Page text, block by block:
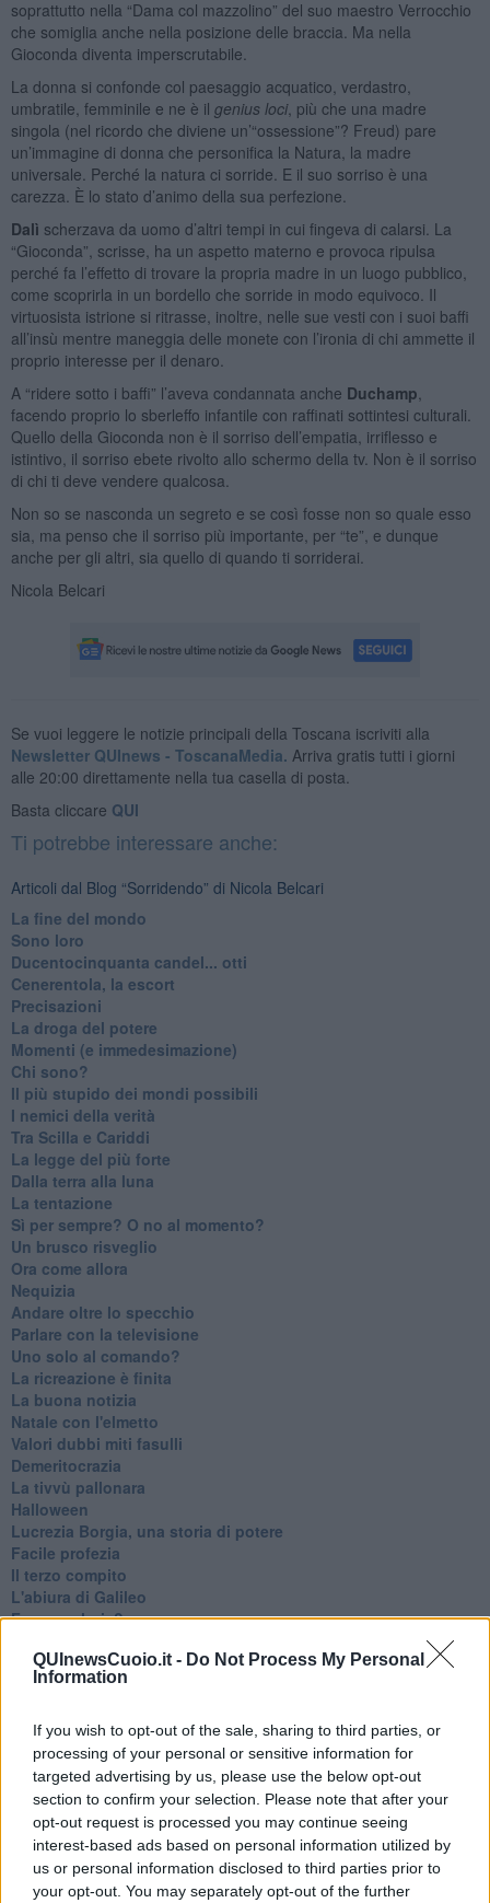
QUInewsCuoio.it - Do Not Process My Personal
Information
If you wish to opt-out of the sale, sharing to third parties, or
processing of your personal or sensitive information for
targeted advertising by us, please use the below opt-out
section to confirm your selection. Please note that after your
opt-out request is processed you may continue seeing
interest-based ads based on personal information utilized by
us or personal information disclosed to third parties prior to
your opt-out. You may separately opt-out of the further
soprattutto nella “Dama col mazzolino” del suo maestro Verrocchio
che somiglia anche nella posizione delle braccia. Ma nella
Gioconda diventa imperscrutabile.
La donna si confonde col paesaggio acquatico, verdastro,
umbratile, femminile e ne è il genius loci, più che una madre
singola (nel ricordo che diviene un’“ossessione”? Freud) pare
un’immagine di donna che personifica la Natura, la madre
universale. Perché la natura ci sorride. E il suo sorriso è una
carezza. È lo stato d’animo della sua perfezione.
Dalì scherzava da uomo d’altri tempi in cui fingeva di calarsi. La
“Gioconda”, scrisse, ha un aspetto materno e provoca ripulsa
perché fa l’effetto di trovare la propria madre in un luogo pubblico,
come scoprirla in un bordello che sorride in modo equivoco. Il
virtuosista istrione si ritrasse, inoltre, nelle sue vesti con i suoi baffi
all’insù mentre maneggia delle monete con l’ironia di chi ammette il
proprio interesse per il denaro.
A “ridere sotto i baffi” l’aveva condannata anche Duchamp
facendo proprio lo sberleffo infantile con raffinati sottintesi culturali.
Quello della Gioconda non è il sorriso dell’empatia, irriflesso e
istintivo, il sorriso ebete rivolto allo schermo della tv. Non è il sorriso
di chi ti deve vendere qualcosa.
Non so se nasconda un segreto e se così fosse non so quale esso
sia, ma penso che il sorriso più importante, per “te”, e dunque
anche per gli altri, sia quello di quando ti sorriderai.
Nicola Belcari
Se vuoi leggere le notizie principali della Toscana iscriviti alla
Newsletter QUInews - ToscanaMedia. Arriva gratis tutti i giorni
alle 20:00 direttamente nella tua casella di posta.
Basta cliccare QUI
Ti potrebbe interessare anche:
Articoli dal Blog “Sorridendo” di Nicola Belcari
La fine del mondo
Sono loro
Ducentocinquanta candel... otti
Cenerentola, la escort
Precisazioni
La droga del potere
Momenti (e immedesimazione)
Chi sono?
Il più stupido dei mondi possibili
I nemici della verità
Tra Scilla e Cariddi
La legge del più forte
Dalla terra alla luna
La tentazione
​Sì per sempre? O no al momento?
Un brusco risveglio
Ora come allora
Nequizia
Andare oltre lo specchio
Parlare con la televisione
Uno solo al comando?
La ricreazione è finita
La buona notizia
Natale con l'elmetto
Valori dubbi miti fasulli
Demeritocrazia
La tivvù pallonara
Halloween
​Lucrezia Borgia, una storia di potere
Facile profezia
Il terzo compito
L'abiura di Galileo
Fu vera gloria?
La truffa all'anziano
Alla fermata dell'autobus
Diseducazione televisiva e inerzia della politica
Foto storica
Esequie solenni
Nostalgia del sangue blu
Teste calde
Non avere e non essere
Armiamoci e... avviatevi
Da Capodanno a Carnevale